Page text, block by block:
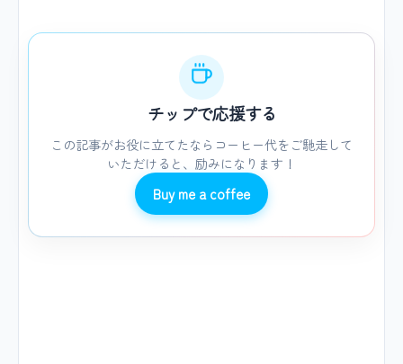
チップで応援する
この記事がお役に立てたならコーヒー代をご馳走して
いただけると、励みになります！
Buy me a coffee